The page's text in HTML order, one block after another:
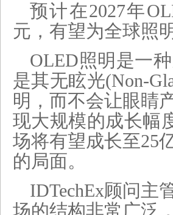
预计在2027年
元，有望为全球照
OLED照明是一
是其无眩光(Non-
明，而不会让眼睛
现大规模的成长幅
场将有望成长至25
的局面。
IDTechEx顾问主
场的结构非常广泛